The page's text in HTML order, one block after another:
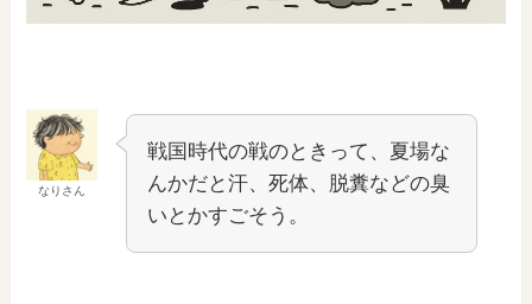
なりさん
戦国時代の戦のときって、夏場な
んかだと汗、死体、脱糞などの臭
いとかすごそう。